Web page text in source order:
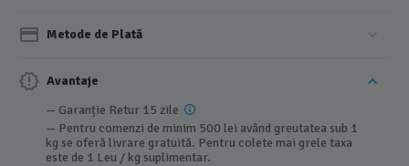
Metode de Plată
Avantaje
— Garanție Retur 15 zile
— Pentru comenzi de minim 500 lei având greutatea sub 1
kg se oferă livrare gratuită. Pentru colete mai grele taxa
este de 1 Leu / kg suplimentar.